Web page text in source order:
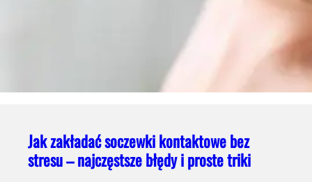
Jak zakładać soczewki kontaktowe bez
stresu – najczęstsze błędy i proste triki